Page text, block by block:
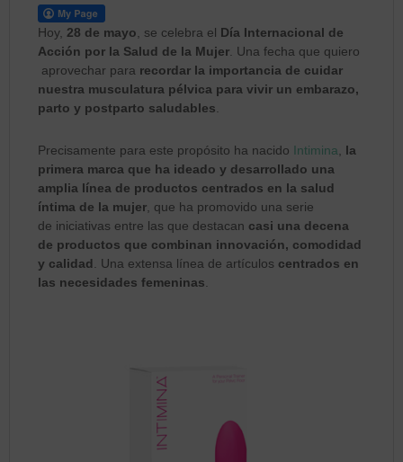
Hoy, 28 de mayo , se celebra el Día Internacional de
Acción por la Salud de la Mujer . Una fecha que quiero
aprovechar para recordar la importancia de cuidar
nuestra musculatura pélvica para vivir un embarazo,
parto y postparto saludables
Precisamente para este propósito ha nacido Intimina
la
primera marca que ha ideado y desarrollado una
amplia línea de productos centrados en la salud
íntima de la mujer , que ha promovido una serie
de iniciativas entre las que destacan casi una decena
de productos que combinan innovación, comodidad
y calidad . Una extensa línea de artículos centrados en
las necesidades femeninas